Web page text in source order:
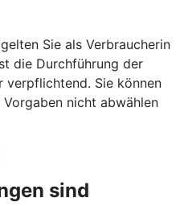
Sie als Verbraucherin
die Durchführung der
verpflichtend. Sie können
nicht abwählen
sind